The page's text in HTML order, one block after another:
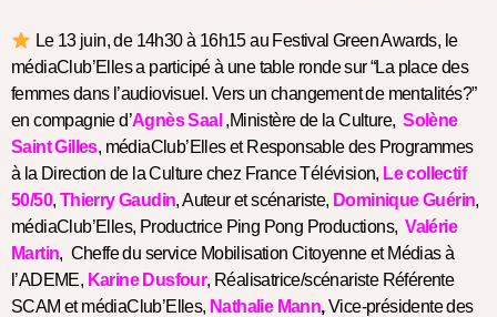
Le 13 juin, de 14h30 à 16h15 au Festival Green Awards, le
médiaClub’Elles a participé à une table ronde sur “La place des
femmes dans l’audiovisuel. Vers un changement de mentalités?”
en compagnie d’Agnès Saal ,Ministère de la Culture,Solène
Saint Gilles, médiaClub’Elles et Responsable des Programmes
à la Direction de la Culture chez France Télévision, Le collectif
50/50, Thierry Gaudin, Auteur et scénariste, Dominique Guérin,
médiaClub’Elles, Productrice Ping Pong Productions,Valérie
Martin, Cheffe du service Mobilisation Citoyenne et Médias à
l’ADEME, Karine Dusfour, Réalisatrice/scénariste Référente
SCAM et médiaClub’Elles, Nathalie Mann,Vice-présidente des